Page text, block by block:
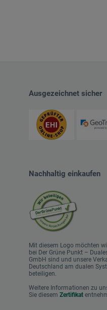
Ausgezeichnet sicher
Nachhaltig einkaufen
Mit diesem Logo möchten
bei Der Grüne Punkt –
GmbH sind und unsere
Deutschland am dualen
beteiligen.
Weitere Informationen zu
Sie diesem Zertifikat